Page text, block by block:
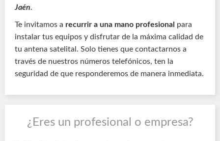
Jaén.
Te invitamos a recurrir a una mano profesional para
instalar tus equipos y disfrutar de la máxima calidad de
tu antena satelital. Solo tienes que contactarnos a
través de nuestros números telefónicos, ten la
seguridad de que responderemos de manera inmediata.
¿Eres un profesional o empresa?